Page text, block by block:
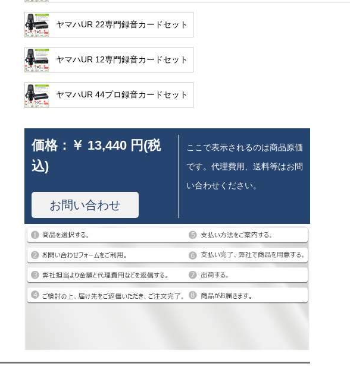
ヤマハUR 22専門録音カードセット
ヤマハUR 12専門録音カードセット
ヤマハUR 44プロ録音カードセット
価格： ￥ 13,440 円(税
込)
お問い合わせ
ここで表示されるのは商品原価
です。代理費用、送料等はお問
い合わせください。